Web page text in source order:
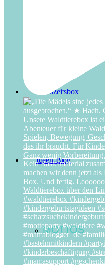
Hochzeitsbox
Ideen-Blog
MOTTOS